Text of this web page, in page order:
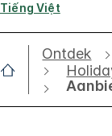
Tiếng Việt
Ontdek